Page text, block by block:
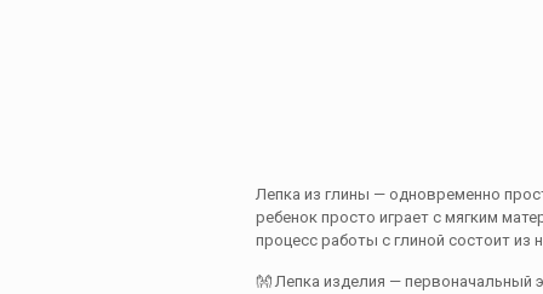
Лепка из глины — одновременно
ребенок просто играет с мягким
процесс работы с глиной состоит из
👐 Лепка изделия — первоначальный